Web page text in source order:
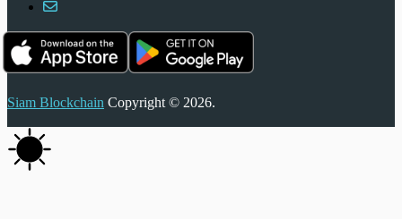
Siam Blockchain Copyright © 2026.